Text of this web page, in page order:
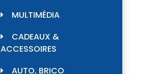
MULTIMÉDIA
CADEAUX &
ACCESSOIRES
AUTO, BRICO